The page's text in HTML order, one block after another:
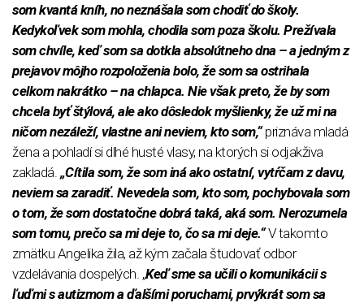
som kvantá kníh, no neznášala som chodiť do školy.
Kedykoľvek som mohla, chodila som poza školu. Prežívala
som chvíle, keď som sa dotkla absolútneho dna – a jedným z
prejavov môjho rozpoloženia bolo, že som sa ostrihala
celkom nakrátko – na chlapca. Nie však preto, že by som
chcela byť štýlová, ale ako dôsledok myšlienky, že už mi na
ničom nezáleží, vlastne ani neviem, kto som,“priznáva mladá
žena a pohladí si dlhé husté vlasy, na ktorých si odjakživa
zakladá. „Cítila som, že som iná ako ostatní, vytŕčam z davu,
neviem sa zaradiť. Nevedela som, kto som, pochybovala som
o tom, že som dostatočne dobrá taká, aká som. Nerozumela
som tomu, prečo sa mi deje to, čo sa mi deje.“V takomto
zmätku Angelika žila, až kým začala študovať odbor
vzdelávania dospelých. „Keď sme sa učili o komunikácii s
ľuďmi s autizmom a ďalšími poruchami, prvýkrát som sa